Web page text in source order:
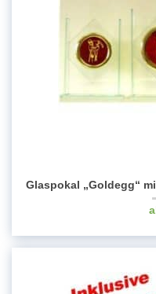
Glaspokal „Goldegg“